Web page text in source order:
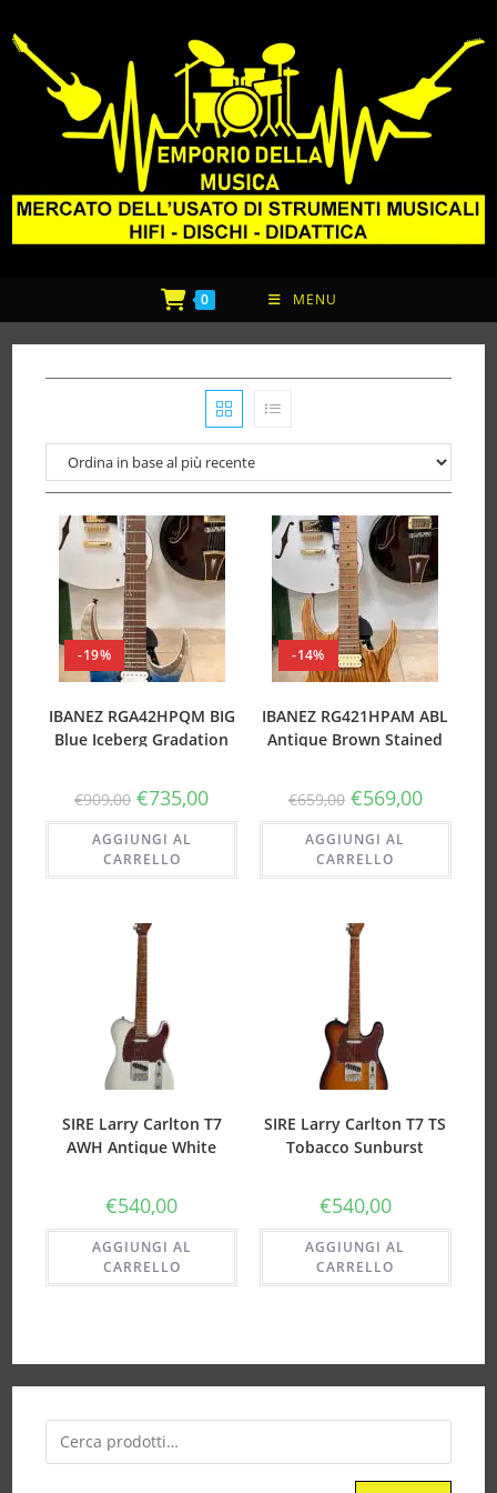
0 MENU
-19%
IBANEZ RGA42HPQM BIG
Blue Iceberg Gradation
€909,00 €735,00
AGGIUNGI AL
CARRELLO
-14%
IBANEZ RG421HPAM ABL
Antique Brown Stained
€659,00 €569,00
AGGIUNGI AL
CARRELLO
SIRE Larry Carlton T7
AWH Antique White
€540,00
AGGIUNGI AL
CARRELLO
SIRE Larry Carlton T7 TS
Tobacco Sunburst
€540,00
AGGIUNGI AL
CARRELLO